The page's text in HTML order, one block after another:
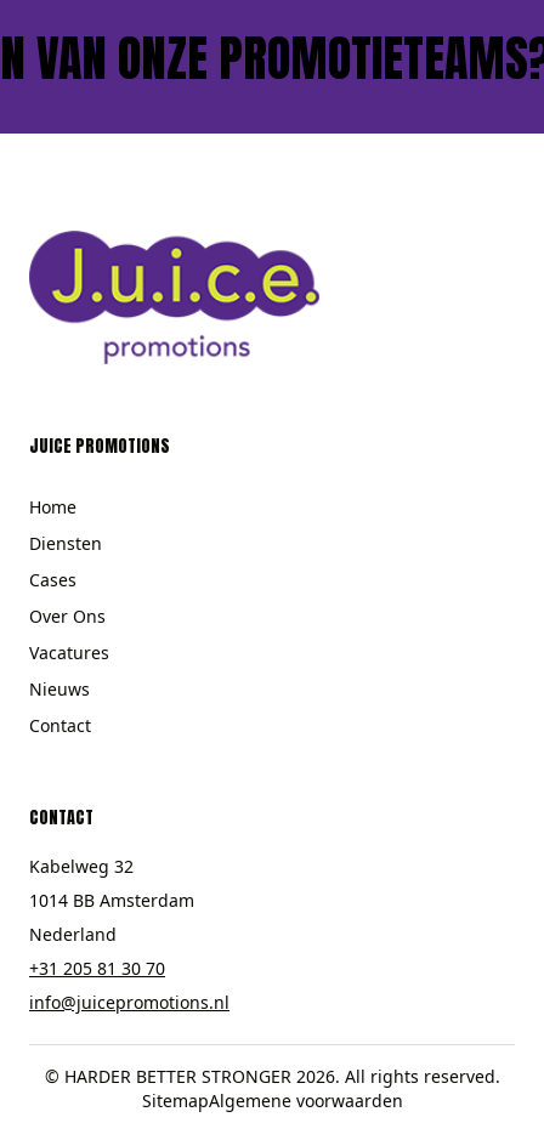
ONZE PROMOTIETEAMS?
JUICE PROMOTIONS
Home
Diensten
Cases
Over Ons
Vacatures
Nieuws
Contact
CONTACT
Kabelweg 32
1014 BB Amsterdam
Nederland
+31 205 81 30 70
info@juicepromotions.nl
© HARDER BETTER STRONGER 2026. All rights reserved.
SitemapAlgemene voorwaarden